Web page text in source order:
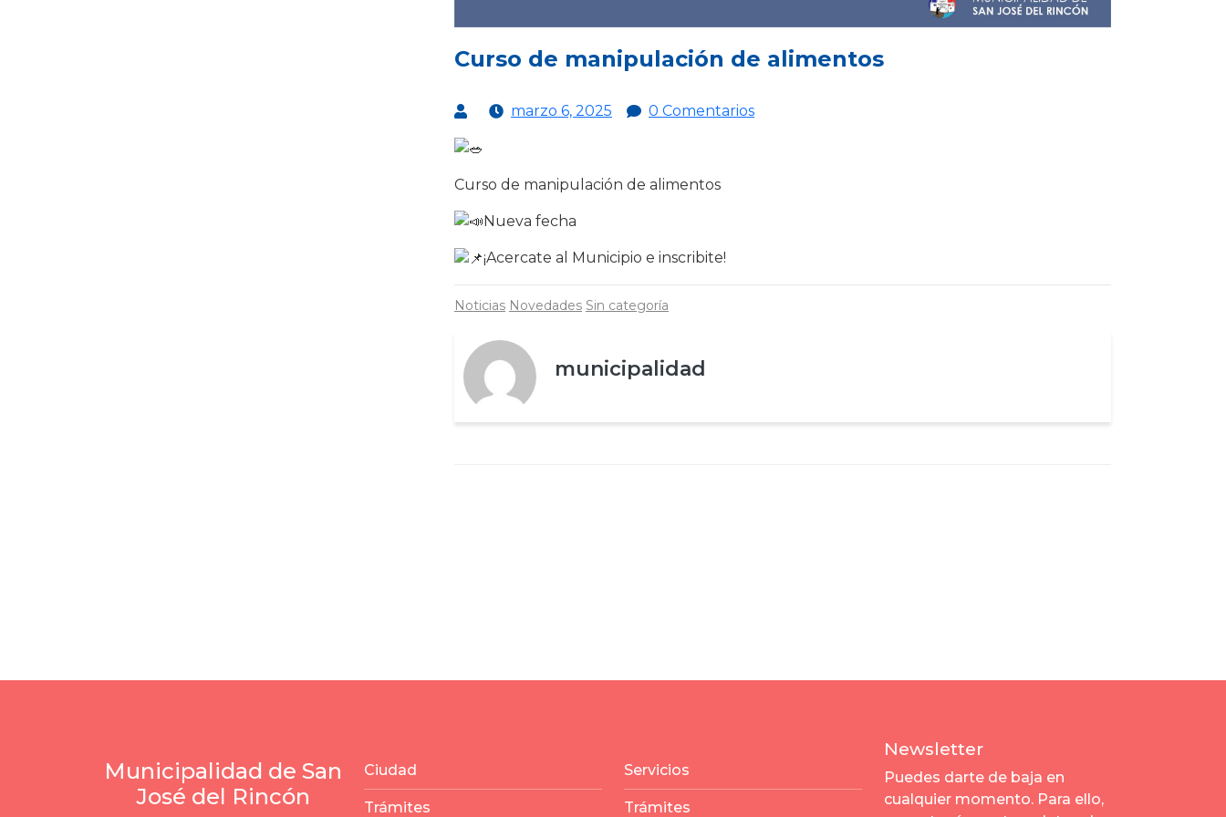
Curso de manipulación de alimentos
marzo 6, 2025 0 Comentarios
Curso de manipulación de alimentos
Nueva fecha
¡Acercate al Municipio e inscribite!
Noticias Novedades Sin categoría
municipalidad
Municipalidad de San
José del Rincón
Ciudad
Trámites
Servicios
Trámites
Newsletter
Puedes darte de baja en
cualquier momento. Para ello,